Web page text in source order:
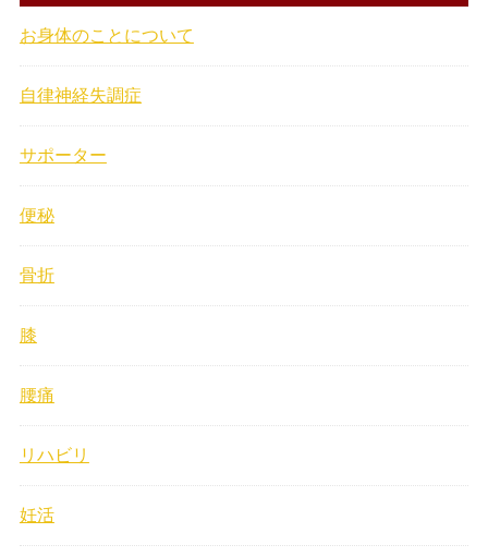
お身体のことについて
自律神経失調症
サポーター
便秘
骨折
膝
腰痛
リハビリ
妊活